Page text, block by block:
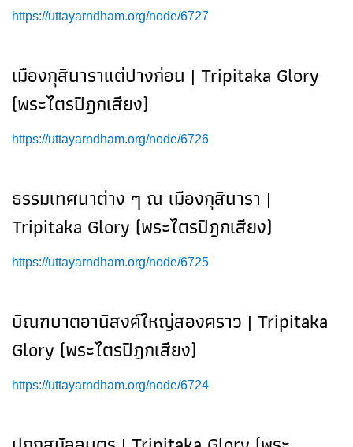
https://uttayarndham.org/node/6727
เมืองกุสินาราแต่ปางก่อน | Tripitaka Glory
(พระไตรปิฎกเสียง)
https://uttayarndham.org/node/6726
ธรรมเทศนาต่าง ๆ ณ เมืองกุสินารา |
Tripitaka Glory (พระไตรปิฎกเสียง)
https://uttayarndham.org/node/6725
บิณฑบาตอานิสงค์ใหญ่สองคราว | Tripitaka
Glory (พระไตรปิฎกเสียง)
https://uttayarndham.org/node/6724